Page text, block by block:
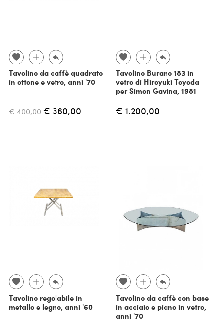
Tavolino da caffè quadrato
in ottone e vetro, anni '70
€ 400,00 € 360,00
Tavolino Burano 183 in
vetro di Hiroyuki Toyoda
per Simon Gavina, 1981
€ 1.200,00
Tavolino regolabile in
metallo e legno, anni '60
Tavolino da caffè con base
in acciaio e piano in vetro,
anni '70